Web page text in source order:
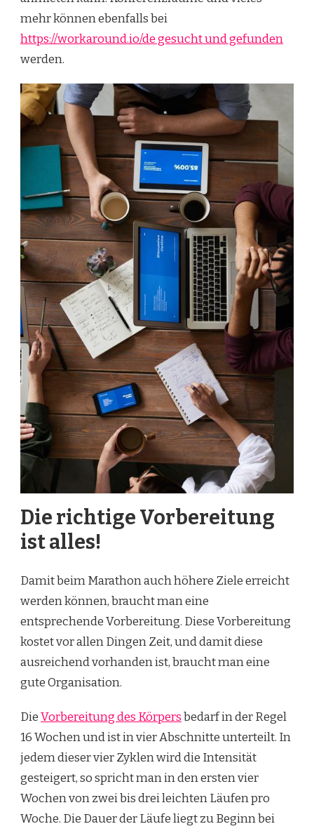
mehr können ebenfalls bei
https://workaround.io/de gesucht und gefunden
werden.
Die richtige Vorbereitung
ist alles!
Damit beim Marathon auch höhere Ziele erreicht
werden können, braucht man eine
entsprechende Vorbereitung. Diese Vorbereitung
kostet vor allen Dingen Zeit, und damit diese
ausreichend vorhanden ist, braucht man eine
gute Organisation.
DieVorbereitung des Körpersbedarf in der Regel
16 Wochen und ist in vier Abschnitte unterteilt. In
jedem dieser vier Zyklen wird die Intensität
gesteigert, so spricht man in den ersten vier
Wochen von zwei bis drei leichten Läufen pro
Woche. Die Dauer der Läufe liegt zu Beginn bei